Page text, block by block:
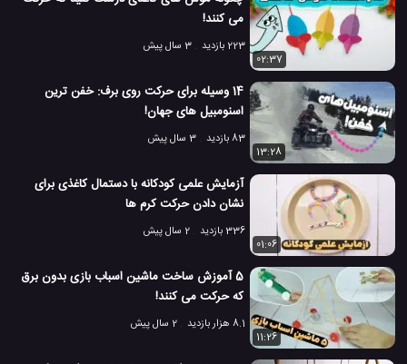
می کنند!
223 بازدید
3 سال پیش
02:37
14 وسیله برای حرکت روی برف: خفن ترین
اسنومبیل های جهان!
83 بازدید
3 سال پیش
13:28
آزمایش علمی کودکانه با دستمال کاغذی برای
نشان دادن حرکت کرم ها
336 بازدید
2 سال پیش
01:06
5 آموزش ساخت ماشین اسباب بازی بدون برق
که حرکت می کنند!
8.1 هزار بازدید
2 سال پیش
11:26